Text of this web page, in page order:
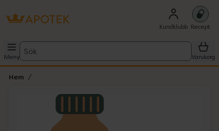
Kundklubb Recept
Meny
Sök
Varukorg
Hem
Lista: . Innehåller 1 objekt.